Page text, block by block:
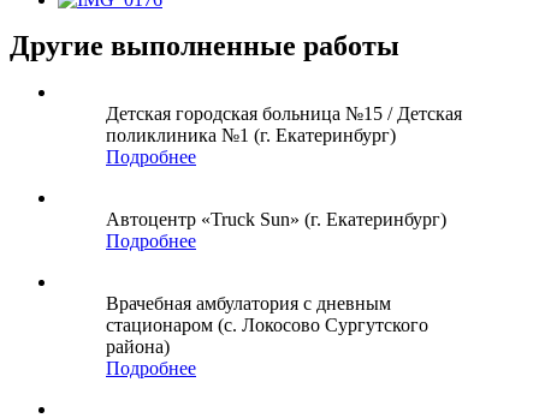
Другие выполненные работы
Детская городская больница №15 / Детская
поликлиника №1 (г. Екатеринбург)
Подробнее
Автоцентр «Truck Sun» (г. Екатеринбург)
Подробнее
Врачебная амбулатория с дневным
стационаром (с. Локосово Сургутского
района)
Подробнее